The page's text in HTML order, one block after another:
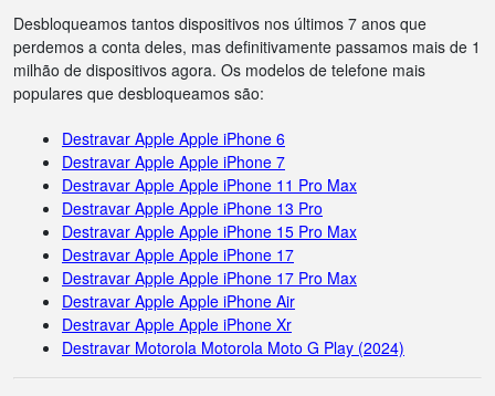
Desbloqueamos tantos dispositivos nos últimos 7 anos que
perdemos a conta deles, mas definitivamente passamos mais de 1
milhão de dispositivos agora. Os modelos de telefone mais
populares que desbloqueamos são:
Destravar Apple Apple iPhone 6
Destravar Apple Apple iPhone 7
Destravar Apple Apple iPhone 11 Pro Max
Destravar Apple Apple iPhone 13 Pro
Destravar Apple Apple iPhone 15 Pro Max
Destravar Apple Apple iPhone 17
Destravar Apple Apple iPhone 17 Pro Max
Destravar Apple Apple iPhone Air
Destravar Apple Apple iPhone Xr
Destravar Motorola Motorola Moto G Play (2024)